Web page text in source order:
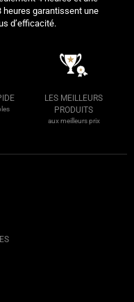
garantissent une
d’efficacité.
LES MEILLEURS
PRODUITS
aux meilleurs prix